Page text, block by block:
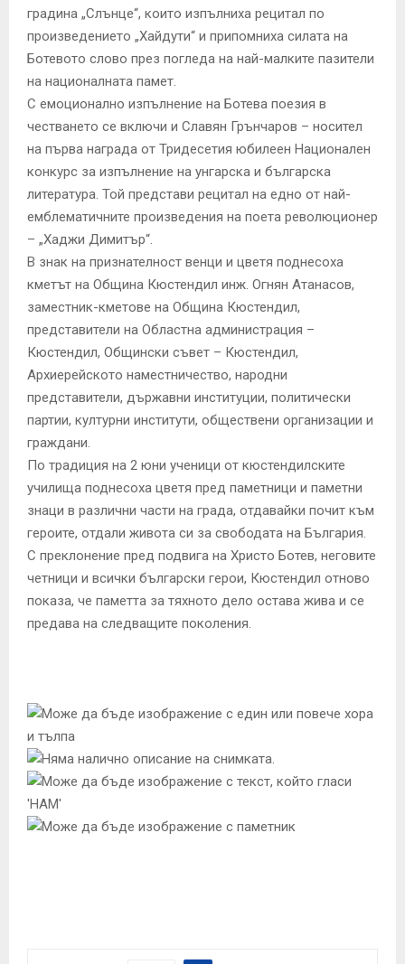
градина „Слънце“, които изпълниха рецитал по
произведението „Хайдути“ и припомниха силата на
Ботевото слово през погледа на най-малките пазители
на националната памет.
С емоционално изпълнение на Ботева поезия в
честването се включи и Славян Грънчаров – носител
на първа награда от Тридесетия юбилеен Национален
конкурс за изпълнение на унгарска и българска
литература. Той представи рецитал на едно от най-
емблематичните произведения на поета революционер
– „Хаджи Димитър“.
В знак на признателност венци и цветя поднесоха
кметът на Община Кюстендил инж. Огнян Атанасов,
заместник-кметове на Община Кюстендил,
представители на Областна администрация –
Кюстендил, Общински съвет – Кюстендил,
Архиерейското наместничество, народни
представители, държавни институции, политически
партии, културни институти, обществени организации и
граждани.
По традиция на 2 юни ученици от кюстендилските
училища поднесоха цветя пред паметници и паметни
знаци в различни части на града, отдавайки почит към
героите, отдали живота си за свободата на България.
С преклонение пред подвига на Христо Ботев, неговите
четници и всички български герои, Кюстендил отново
показа, че паметта за тяхното дело остава жива и се
предава на следващите поколения.